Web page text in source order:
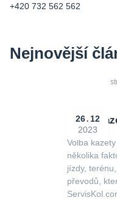
+420 732 562 562
Nejnovější
Jakou
26
12
2023
Volba
několika
jízdy,
převodů,